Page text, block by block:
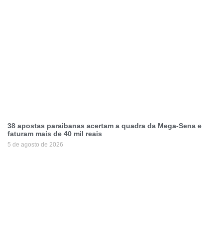
38 apostas paraibanas acertam a quadra da Mega-Sena e
faturam mais de 40 mil reais
5 de agosto de 2026